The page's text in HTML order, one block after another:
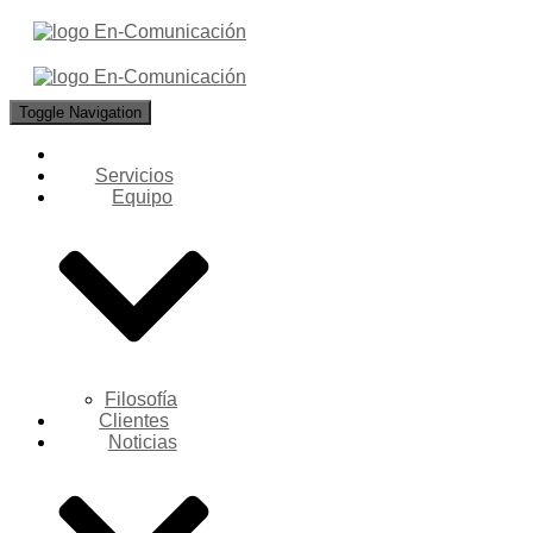
Toggle Navigation
Servicios
Equipo
Filosofía
Clientes
Noticias